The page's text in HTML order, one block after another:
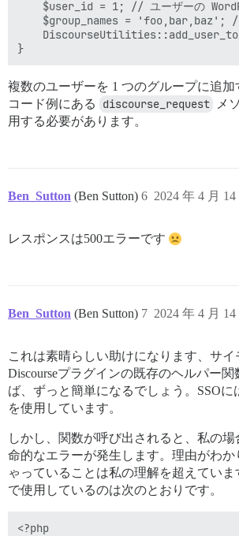
$user_id = 1; // ユーザーの
$group_names = 'foo,bar,baz'; //
複数のユーザーを 1 つのグループに追
コード例にある
discourse_request
メ
用する必要があります。
Ben_Sutton (Ben Sutton) 2024 年 4 月
6
レスポンスは500エラーです
Ben_Sutton (Ben Sutton) 2024 年 4 月
7
これは素晴らしい助けになります、サイ
Discourseプラグインの既存のヘルパー
ば、ずっと簡単になるでしょう。SSOに
を使用しています。
しかし、関数が呼び出されると、私の
命的なエラーが発生します。理由がわか
ゃっていることは私の理解を超えていま
で使用しているのは次のとおりです。
<?php